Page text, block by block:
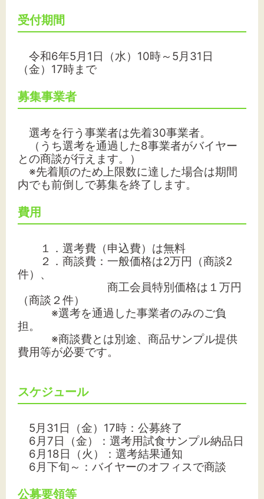
受付期間
令和6年5月1日（水）10時～5月31日
（金）17時まで
募集事業者
選考を行う事業者は先着30事業者。
（うち選考を通過した8事業者がバイヤー
との商談が行えます。）
※先着順のため上限数に達した場合は期間
内でも前倒しで募集を終了します。
費用
１．選考費（申込費）は無料
２．商談費：一般価格は2万円（商談2
件）、
商工会員特別価格は１万円
（商談２件）
※選考を通過した事業者のみのご負
担。
※商談費とは別途、商品サンプル提供
費用等が必要です。
スケジュール
5月31日（金）17時：公募終了
6月7日（金）：選考用試食サンプル納品日
6月18日（火）：選考結果通知
6月下旬～：バイヤーのオフィスで商談
公募要領等